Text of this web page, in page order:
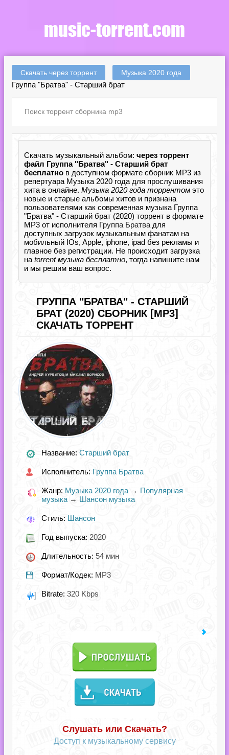
Скачать через торрент Музыка 2020 года
Группа "Братва" - Старший брат
Скачать музыкальный альбом: через торрент
файл Группа "Братва" - Старший брат
бесплатно в доступном формате сборник MP3 из
репертуара Музыка 2020 года для прослушивания
хита в онлайне. Музыка 2020 года торрентом это
новые и старые альбомы хитов и признана
пользователями как современная музыка Группа
"Братва" - Старший брат (2020) торрент в формате
MP3 от исполнителя Группа Братва для
доступных загрузок музыкальным фанатам на
мобильный IOs, Apple, iphone, ipad без рекламы и
главное без регистрации. Не происходит загрузка
на torrent музыка бесплатно, тогда напишите нам
и мы решим ваш вопрос.
ГРУППА "БРАТВА" - СТАРШИЙ
БРАТ (2020) СБОРНИК [MP3]
СКАЧАТЬ ТОРРЕНТ
Название: Старший брат
Исполнитель: Группа Братва
Жанр: Музыка 2020 года → Популярная
музыка → Шансон музыка
Стиль: Шансон
Год выпуска: 2020
Длительность: 54 мин
Формат/Кодек: MP3
Bitrate: 320 Kbps
Слушать или Скачать?
Доступ к музыкальному сервису